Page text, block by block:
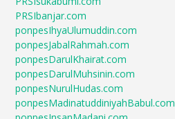
PRSIbanjar.com
ponpesIhyaUlumuddin.com
ponpesJabalRahmah.com
ponpesDarulKhairat.com
ponpesDarulMuhsinin.com
ponpesNurulHudas.com
ponpesMadinatuddiniyahBabul.com